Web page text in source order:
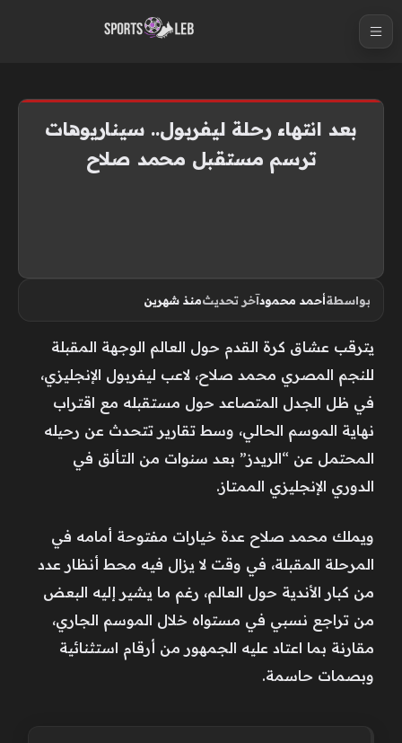
بعد انتهاء رحلة ليفربول.. سيناريوهات
ترسم مستقبل محمد صلاح
بواسطةأحمد محمودآخر تحديثمنذ شهرين
يترقب عشاق كرة القدم حول العالم الوجهة المقبلة
للنجم المصري محمد صلاح، لاعب ليفربول الإنجليزي،
في ظل الجدل المتصاعد حول مستقبله مع اقتراب
نهاية الموسم الحالي، وسط تقارير تتحدث عن رحيله
المحتمل عن “الريدز” بعد سنوات من التألق في
الدوري الإنجليزي الممتاز.
ويملك محمد صلاح عدة خيارات مفتوحة أمامه في
المرحلة المقبلة، في وقت لا يزال فيه محط أنظار عدد
من كبار الأندية حول العالم، رغم ما يشير إليه البعض
من تراجع نسبي في مستواه خلال الموسم الجاري،
مقارنة بما اعتاد عليه الجمهور من أرقام استثنائية
وبصمات حاسمة.